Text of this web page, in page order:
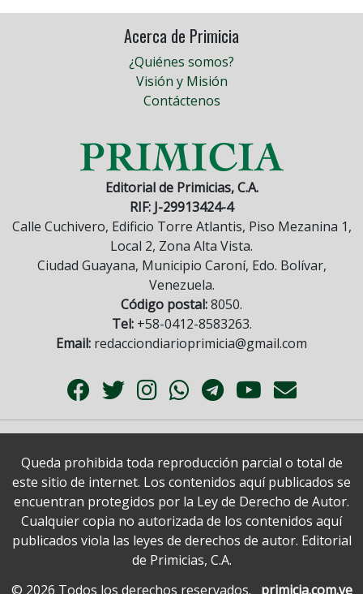
Acerca de Primicia
¿Quiénes somos?
Visión y Misión
Contáctenos
Editorial de Primicias, C.A.
RIF: J-29913424-4
Calle Cuchivero, Edificio Torre Atlantis, Piso Mezanina 1,
Local 2, Zona Alta Vista.
Ciudad Guayana, Municipio Caroní, Edo. Bolívar,
Venezuela.
Código postal:8050.
Tel:+58-0412-8583263.
Email: redacciondiarioprimicia@gmail.com
Queda prohibida toda reproducción parcial o total de
este sitio de internet. Los contenidos aquí publicados se
encuentran protegidos por la Ley de Derecho de Autor.
Cualquier copia no autorizada de los contenidos aquí
publicados viola las leyes de derechos de autor. Editorial
de Primicias, C.A.
© 2026 Todos los derechos reservados.
primicia.com.ve